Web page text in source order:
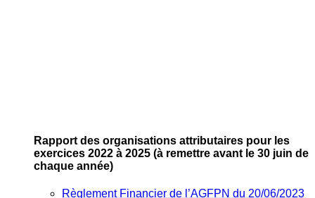
Rapport des organisations attributaires pour les
exercices 2022 à 2025 (à remettre avant le 30 juin de
chaque année)
Règlement Financier de l’AGFPN du 20/06/2023